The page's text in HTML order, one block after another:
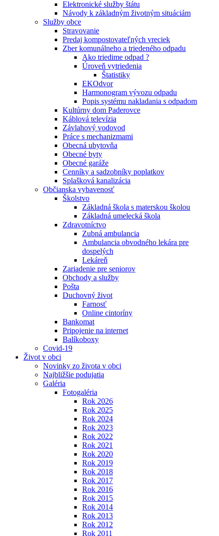
Elektronické služby štátu
Návody k základným životným situáciám
Služby obce
Stravovanie
Predaj kompostovateľných vreciek
Zber komunálneho a triedeného odpadu
Ako triedime odpad ?
Úroveň vytriedenia
Štatistiky
EKOdvor
Harmonogram vývozu odpadu
Popis systému nakladania s odpadom
Kultúrny dom Paderovce
Káblová televízia
Závlahový vodovod
Práce s mechanizmami
Obecná ubytovňa
Obecné byty
Obecné garáže
Cenníky a sadzobníky poplatkov
Splašková kanalizácia
Občianska vybavenosť
Školstvo
Základná škola s materskou školou
Základná umelecká škola
Zdravotníctvo
Zubná ambulancia
Ambulancia obvodného lekára pre
dospelých
Lekáreň
Zariadenie pre seniorov
Obchody a služby
Pošta
Duchovný život
Farnosť
Online cintoríny
Bankomat
Pripojenie na internet
Balíkoboxy
Covid-19
Život v obci
Novinky zo života v obci
Najbližšie podujatia
Galéria
Fotogaléria
Rok 2026
Rok 2025
Rok 2024
Rok 2023
Rok 2022
Rok 2021
Rok 2020
Rok 2019
Rok 2018
Rok 2017
Rok 2016
Rok 2015
Rok 2014
Rok 2013
Rok 2012
Rok 2011